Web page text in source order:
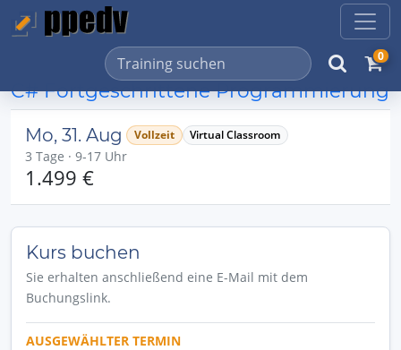
0
C# Fortgeschrittene Programmierung
Mo, 31. Aug Vollzeit Virtual Classroom
3 Tage · 9-17 Uhr
1.499 €
Kurs buchen
Sie erhalten anschließend eine E-Mail mit dem
Buchungslink.
AUSGEWÄHLTER TERMIN